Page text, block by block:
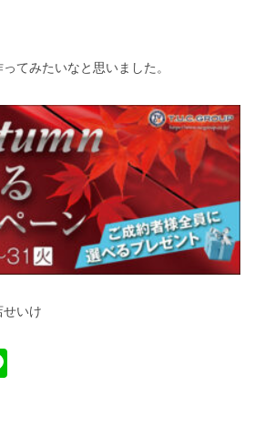
てみたいなと思いました。
せいけ